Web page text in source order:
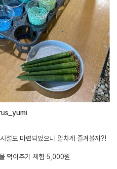
설도 마련되었으니 알차게 즐겨볼까?!
먹이주기 체험 5,000원